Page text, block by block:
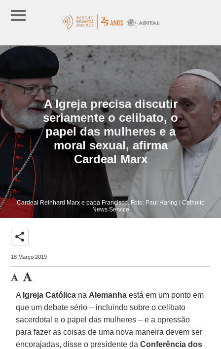
A Igreja precisa discutir
seriamente o celibato, o
papel das mulheres e a
moral sexual, afirma
Cardeal Marx
Cardeal Reinhard Marx e papa Francisco. Foto: Paul Haring | Catholic
News Service
share
18 Março 2019
A Igreja Católica na Alemanha está em um ponto em
que um debate sério – incluindo sobre o celibato
sacerdotal e o papel das mulheres – e a opressão
para fazer as coisas de uma nova maneira devem ser
encorajadas, disse o presidente daConferência dos